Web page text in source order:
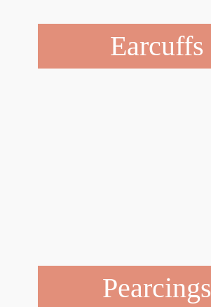
Earcuffs
Pearcings